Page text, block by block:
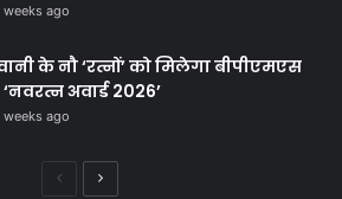
weeks ago
के नौ ‘रत्नों’ को मिलेगा बीपीएमएस
अवार्ड 2026’
weeks ago
PreviousNext